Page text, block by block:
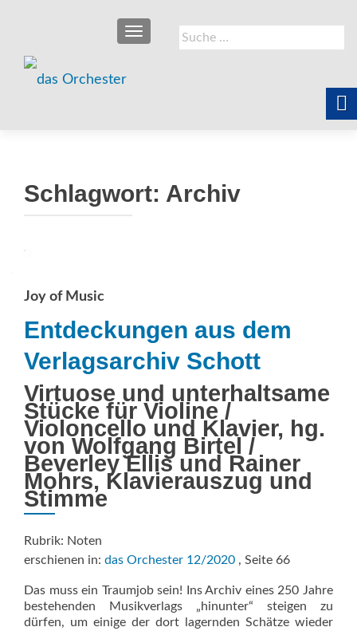
Suche
nach:
SCHALTE NAVIGATION
Schlagwort: Archiv
Joy of Music
Entdeckungen aus dem
Verlagsarchiv Schott
Virtuose und unterhaltsame
Stücke für Violine /
Violoncello und Klavier, hg.
von Wolfgang Birtel /
Beverley Ellis und Rainer
Mohrs, Klavierauszug und
Stimme
Rubrik: Noten
erschienen in: das Orchester 12/2020 , Seite 66
Das muss ein Traumjob sein! Ins Archiv eines 250 Jahre
bestehenden Musikverlags „hinunter“ steigen zu
dürfen, um einige der dort lagernden Schätze wieder